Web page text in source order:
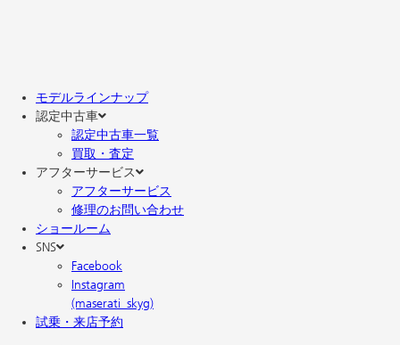
モデルラインナップ
認定中古車
認定中古車一覧
買取・査定
アフターサービス
アフターサービス
修理のお問い合わせ
ショールーム
SNS
Facebook
Instagram
(maserati_skyg)
試乗・来店予約